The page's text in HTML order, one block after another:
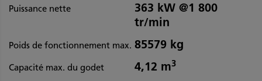
Puissance nette
363 kW @1 800
tr/min
Poids de fonctionnement max. 85579 kg
Capacité max. du godet 4,12 m3